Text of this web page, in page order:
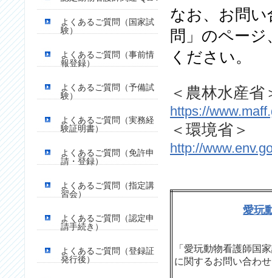
よくあるご質問（国家試
験）
よくあるご質問（事前情
報登録）
よくあるご質問（予備試
験）
よくあるご質問（実務経
験証明書）
よくあるご質問（免許申
請・登録）
よくあるご質問（指定講
習会）
よくあるご質問（認定申
請手続き）
よくあるご質問（登録証
発行後）
なお、 お問
問」のペー
ください。
＜農林水産省
https://
＜環境省 ＞
http://
愛玩
「愛玩動物看護師国
に関するお問い合わせ